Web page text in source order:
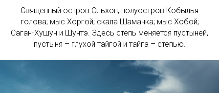
Священный остров Ольхон, полуостров Кобылья
голова; мыс Хоргой; скала Шаманка; мыс Хобой;
Саган-Хушун и Шунтэ. Здесь степь меняется пустыней,
пустыня – глухой тайгой и тайга – степью.